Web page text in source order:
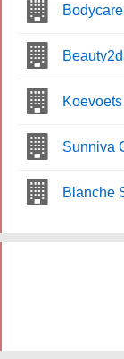
Sunniva
Blanche